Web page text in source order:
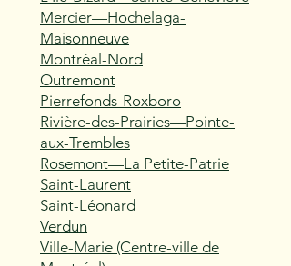
Mercier—Hochelaga-
Maisonneuve
Montréal-Nord
Outremont
Pierrefonds-Roxboro
Rivière-des-Prairies—Pointe-
aux-Trembles
Rosemont—La Petite-Patrie
Saint-Laurent
Saint-Léonard
Verdun
Ville-Marie (Centre-ville de